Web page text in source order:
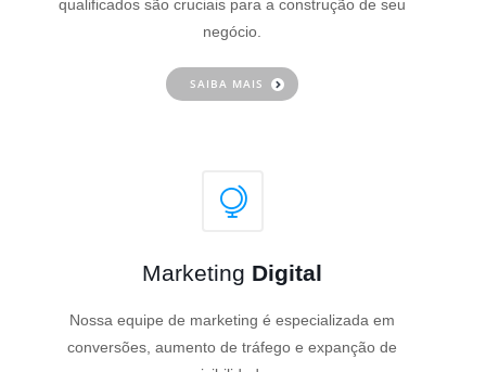
qualificados são cruciais para a construção de seu
negócio.
SAIBA MAIS
Marketing Digital
Nossa equipe de marketing é especializada em
conversões, aumento de tráfego e expanção de